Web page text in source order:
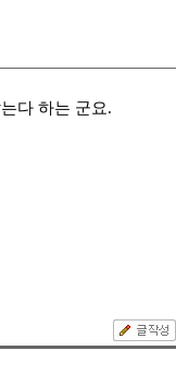
다 하는 군요.